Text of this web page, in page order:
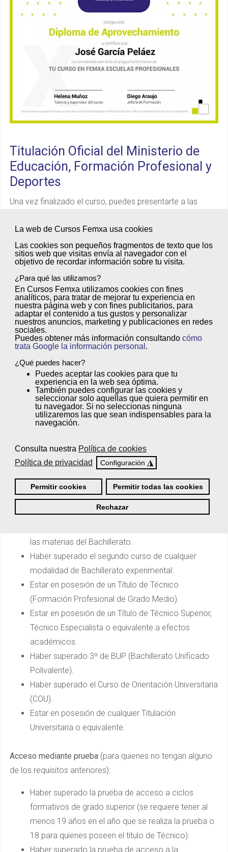
La web de Cursos Femxa usa cookies
Las cookies son pequeños fragmentos de textoque los
sitios web que visitas envía al navegadorcon el
objetivo de recordar información sobre tu visita.
¿Para qué las utilizamos?
En Cursos Femxa utilizamos cookies con fines
analíticos, para tratar de mejorar tu experiencia en
nuestra página web y con fines publicitarios, para
adaptar el contenido a tus gustos y personalizar
nuestros anuncios, marketing y publicaciones en redes
sociales.
Puedes obtener más información consultando cómo
trata Google la información personal .
¿Qué puedes hacer?
Puedes aceptarlas cookies para que tu
experiencia en la web sea óptima.
También puedes configurarlas cookies y
seleccionar solo aquellas que quiera permitir en
tu navegador. Si no seleccionas ninguna
utilizaremos las que sean indispensables para la
navegación.
Consulta nuestra Política de cookies
Política de privacidad
Configuración ◮
Permitir cookies Permitir todas las cookies
Rechazar
Titulación Oficial del Ministerio de
Educación, Formación Profesional y
Deportes
Una vez finalizado el curso, puedes presentarte a las
Comunidad Autónoma para obtener unTítulo de
Formación Profesional de grado D(Ciclo Formativo de
Grado Superior) con validez en todo el territorio nacional.
Además, podrás acreditar las
competencias profesionales
adquiridas y obtener unaTitulación
Oficial . Desde Femxa Escuelas
Profesionales te asesoraremos en todo
el proceso.¡Pregúntanos!
¿Quieres obtener tu título oficial de
Técnico Superior en Asesoría de
Imagen Personal y Corporativa?
Podrás acceder las pruebas libres de grado superior
cuando reúnas alguno de los siguientes requisitos
acceso directo:
Estar en posesión del Título de Bachiller, o de un
las materias del Bachillerato.
Haber superado el segundo curso de cualquier
modalidad de Bachillerato experimental.
Estar en posesión de un Título de Técnico
(Formación Profesional de Grado Medio).
Estar en posesión de un Título de Técnico Superior,
Técnico Especialista o equivalente a efectos
académicos.
Haber superado 3º de BUP (Bachillerato Unificado
Polivalente).
Haber superado el Curso de Orientación Universitaria
(COU).
Estar en posesión de cualquier Titulación
Universitaria o equivalente.
Acceso mediante prueba (para quienes no tengan alguno
de los requisitos anteriores):
Haber superado la prueba de acceso a ciclos
formativos de grado superior (se requiere tener al
menos 19 años en el año que se realiza la prueba o
18 para quienes poseen el título de Técnico).
Haber superado la prueba de acceso a la